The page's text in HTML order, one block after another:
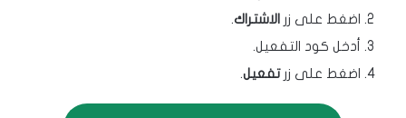
اضغط على زر الاشتراك.
أدخل كود التفعيل.
اضغط على زرتفعيل.